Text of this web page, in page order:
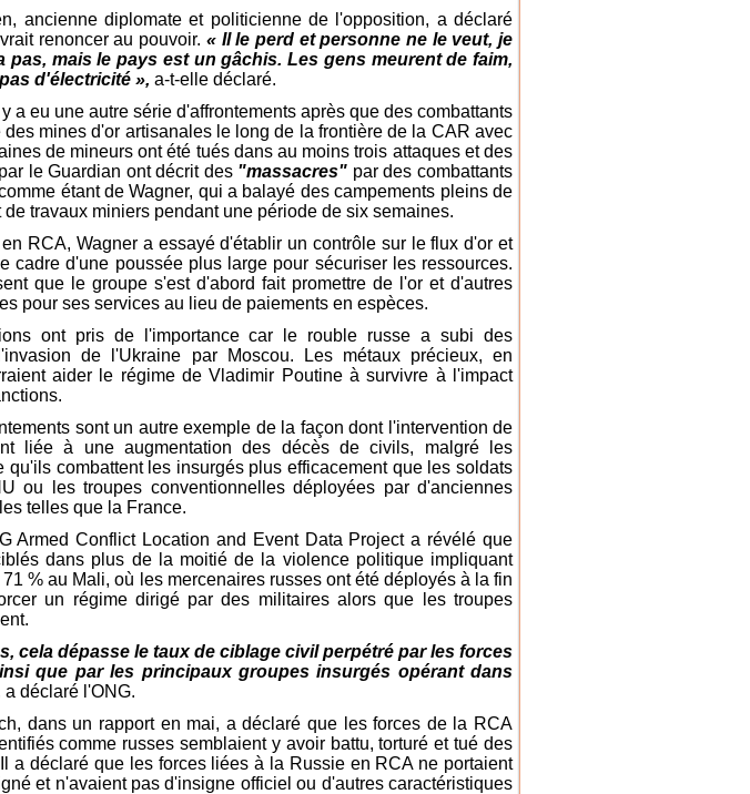
ancienne diplomate et politicienne de l'opposition, a déclaré
renoncer au pouvoir. « Il le perd et personne ne le veut, je
pas, mais le pays est un gâchis. Les gens meurent de faim,
d'électricité », a-t-elle déclaré.
a eu une autre série d'affrontements après que des combattants
des mines d'or artisanales le long de la frontière de la CAR avec
de mineurs ont été tués dans au moins trois attaques et des
le Guardian ont décrit des "massacres" par des combattants
étant de Wagner, qui a balayé des campements pleins de
de travaux miniers pendant une période de six semaines.
RCA, Wagner a essayé d'établir un contrôle sur le flux d'or et
cadre d'une poussée plus large pour sécuriser les ressources.
que le groupe s'est d'abord fait promettre de l'or et d'autres
pour ses services au lieu de paiements en espèces.
ont pris de l'importance car le rouble russe a subi des
de l'Ukraine par Moscou. Les métaux précieux, en
aider le régime de Vladimir Poutine à survivre à l'impact
sont un autre exemple de la façon dont l'intervention de
liée à une augmentation des décès de civils, malgré les
qu'ils combattent les insurgés plus efficacement que les soldats
ou les troupes conventionnelles déployées par d'anciennes
telles que la France.
Armed Conflict Location and Event Data Project a révélé que
dans plus de la moitié de la violence politique impliquant
% au Mali, où les mercenaires russes ont été déployés à la fin
un régime dirigé par des militaires alors que les troupes
cela dépasse le taux de ciblage civil perpétré par les forces
que par les principaux groupes insurgés opérant dans
a déclaré l'ONG.
dans un rapport en mai, a déclaré que les forces de la RCA
comme russes semblaient y avoir battu, torturé et tué des
a déclaré que les forces liées à la Russie en RCA ne portaient
et n'avaient pas d'insigne officiel ou d'autres caractéristiques